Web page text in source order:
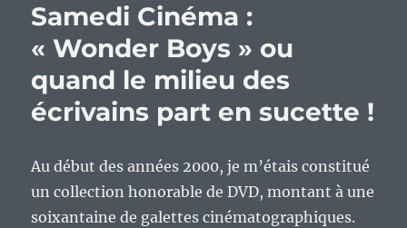
Samedi Cinéma :
« Wonder Boys » ou
quand le milieu des
écrivains part en sucette !
Au début des années 2000, je m’étais constitué
un collection honorable de DVD, montant à une
soixantaine de galettes cinématographiques.